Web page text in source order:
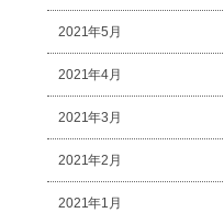
2021年5月
2021年4月
2021年3月
2021年2月
2021年1月